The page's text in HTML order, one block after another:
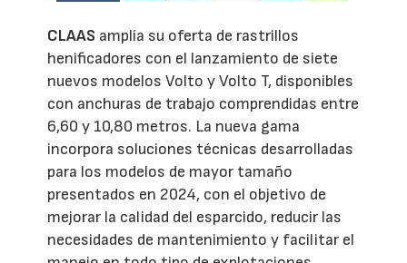
CLAAS amplía su oferta de rastrillos
henificadores con el lanzamiento de siete
nuevos modelos Volto y Volto T, disponibles
con anchuras de trabajo comprendidas entre
6,60 y 10,80 metros. La nueva gama
incorpora soluciones técnicas desarrolladas
para los modelos de mayor tamaño
presentados en 2024, con el objetivo de
mejorar la calidad del esparcido, reducir las
necesidades de mantenimiento y facilitar el